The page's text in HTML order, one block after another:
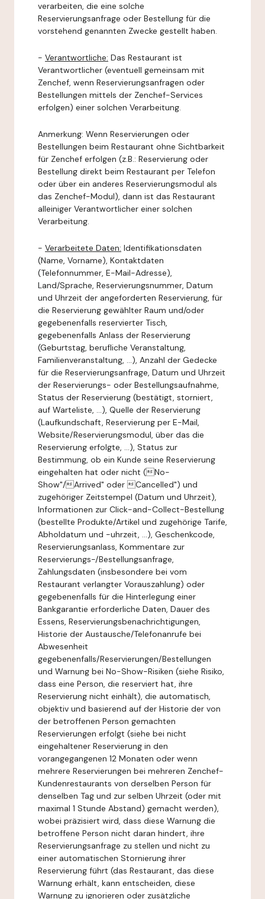
verarbeiten, die eine solche
Reservierungsanfrage oder Bestellung für die
vorstehend genannten Zwecke gestellt haben.
- Verantwortliche: Das Restaurant ist
Verantwortlicher (eventuell gemeinsam mit
Zenchef, wenn Reservierungsanfragen oder
Bestellungen mittels der Zenchef-Services
erfolgen) einer solchen Verarbeitung.
Anmerkung: Wenn Reservierungen oder
Bestellungen beim Restaurant ohne Sichtbarkeit
für Zenchef erfolgen (z.B.: Reservierung oder
Bestellung direkt beim Restaurant per Telefon
oder über ein anderes Reservierungsmodul als
das Zenchef-Modul), dann ist das Restaurant
alleiniger Verantwortlicher einer solchen
Verarbeitung.
- Verarbeitete Daten: Identifikationsdaten
(Name, Vorname), Kontaktdaten
(Telefonnummer, E-Mail-Adresse),
Land/Sprache, Reservierungsnummer, Datum
und Uhrzeit der angeforderten Reservierung, für
die Reservierung gewählter Raum und/oder
gegebenenfalls reservierter Tisch,
gegebenenfalls Anlass der Reservierung
(Geburtstag, berufliche Veranstaltung,
Familienveranstaltung, ...), Anzahl der Gedecke
für die Reservierungsanfrage, Datum und Uhrzeit
der Reservierungs- oder Bestellungsaufnahme,
Status der Reservierung (bestätigt, storniert,
auf Warteliste, ...), Quelle der Reservierung
(Laufkundschaft, Reservierung per E-Mail,
Website/Reservierungsmodul, über das die
Reservierung erfolgte, ...), Status zur
Bestimmung, ob ein Kunde seine Reservierung
eingehalten hat oder nicht (No-
Show"/Arrived" oder Cancelled") und
zugehöriger Zeitstempel (Datum und Uhrzeit),
Informationen zur Click-and-Collect-Bestellung
(bestellte Produkte/Artikel und zugehörige Tarife,
Abholdatum und -uhrzeit, ...), Geschenkcode,
Reservierungsanlass, Kommentare zur
Reservierungs-/Bestellungsanfrage,
Zahlungsdaten (insbesondere bei vom
Restaurant verlangter Vorauszahlung) oder
gegebenenfalls für die Hinterlegung einer
Bankgarantie erforderliche Daten, Dauer des
Essens, Reservierungsbenachrichtigungen,
Historie der Austausche/Telefonanrufe bei
Abwesenheit
gegebenenfalls/Reservierungen/Bestellungen
und Warnung bei No-Show-Risiken (siehe Risiko,
dass eine Person, die reserviert hat, ihre
Reservierung nicht einhält), die automatisch,
objektiv und basierend auf der Historie der von
der betroffenen Person gemachten
Reservierungen erfolgt (siehe bei nicht
eingehaltener Reservierung in den
vorangegangenen 12 Monaten oder wenn
mehrere Reservierungen bei mehreren Zenchef-
Kundenrestaurants von derselben Person für
denselben Tag und zur selben Uhrzeit (oder mit
maximal 1 Stunde Abstand) gemacht werden),
wobei präzisiert wird, dass diese Warnung die
betroffene Person nicht daran hindert, ihre
Reservierungsanfrage zu stellen und nicht zu
einer automatischen Stornierung ihrer
Reservierung führt (das Restaurant, das diese
Warnung erhält, kann entscheiden, diese
Warnung zu ignorieren oder zusätzliche